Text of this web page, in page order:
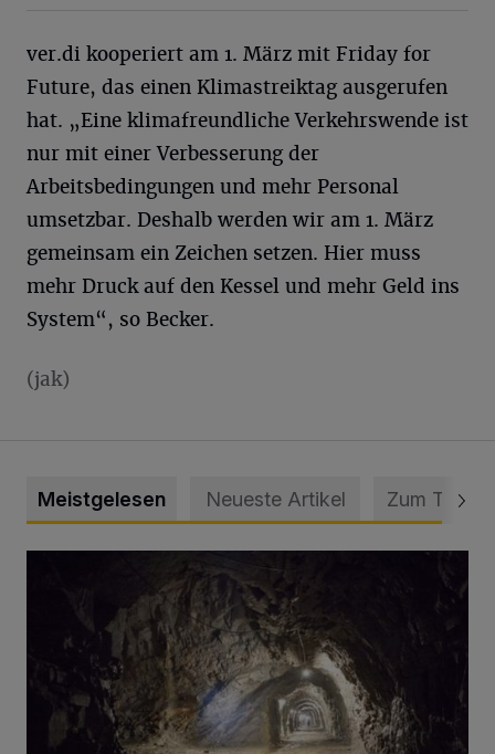
ver.di kooperiert am 1. März mit Friday for
Future, das einen Klimastreiktag ausgerufen
hat. „Eine klimafreundliche Verkehrswende ist
nur mit einer Verbesserung der
Arbeitsbedingungen und mehr Personal
umsetzbar. Deshalb werden wir am 1. März
gemeinsam ein Zeichen setzen. Hier muss
mehr Druck auf den Kessel und mehr Geld ins
System“, so Becker.
(jak)
Meistgelesen Neueste Artikel Zum Thema